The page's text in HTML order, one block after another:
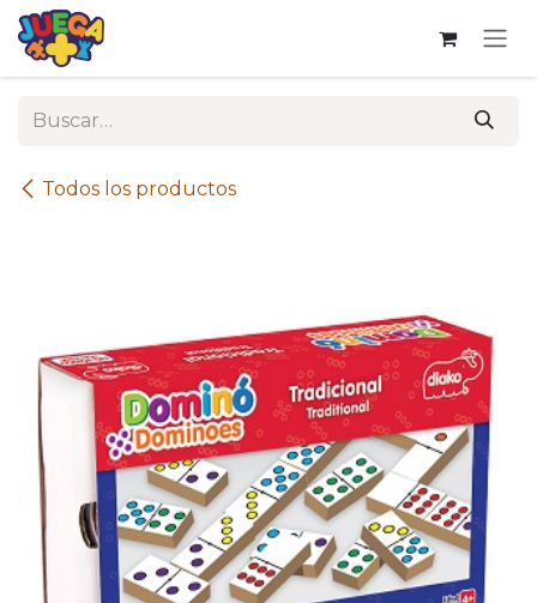
Ir al contenido
Todos los productos